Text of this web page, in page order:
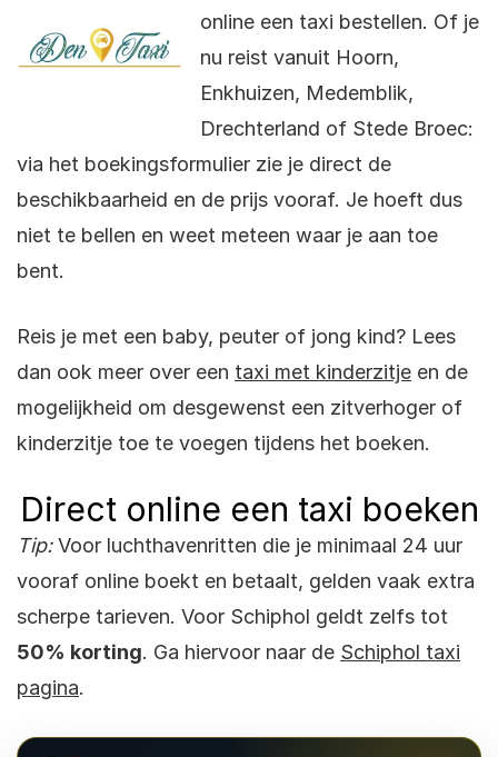
online een taxi bestellen. Of je
nu reist vanuit Hoorn,
Enkhuizen, Medemblik,
Drechterland of Stede Broec:
via het boekingsformulier zie je direct de
beschikbaarheid en de prijs vooraf. Je hoeft dus
niet te bellen en weet meteen waar je aan toe
bent.
Reis je met een baby, peuter of jong kind? Lees
dan ook meer over een taxi met kinderzitje en de
mogelijkheid om desgewenst een zitverhoger of
kinderzitje toe te voegen tijdens het boeken.
Direct online een taxi boeken
Tip:Voor luchthavenritten die je minimaal 24 uur
vooraf online boekt en betaalt, gelden vaak extra
scherpe tarieven. Voor Schiphol geldt zelfs tot
50% korting. Ga hiervoor naar de Schiphol taxi
pagina.